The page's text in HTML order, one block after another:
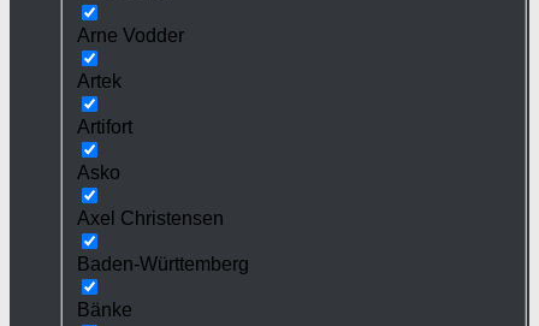
Arne Vodder
Artek
Artifort
Asko
Axel Christensen
Baden-Württemberg
Bänke